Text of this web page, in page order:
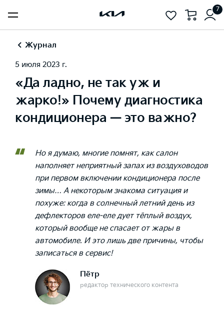
7
Журнал
5 июля 2023 г.
«Да ладно, не так уж и
жарко!» Почему диагностика
кондиционера — это важно?
Но я думаю, многие помнят, как салон
наполняет неприятный запах из воздуховодов
при первом включении кондиционера после
зимы… А некоторым знакома ситуация и
похуже: когда в солнечный летний день из
дефлекторов еле-еле дует тёплый воздух,
который вообще не спасает от жары в
автомобиле. И это лишь две причины, чтобы
записаться в сервис!
Пётр
редактор технического контента